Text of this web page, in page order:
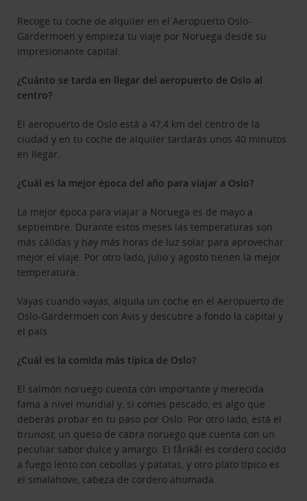
Recoge tu coche de alquiler en el Aeropuerto Oslo-
Gardermoen y empieza tu viaje por Noruega desde su
impresionante capital.
¿Cuánto se tarda en llegar del aeropuerto de Oslo al
centro?
El aeropuerto de Oslo está a 47,4 km del centro de la
ciudad y en tu coche de alquiler tardarás unos 40 minutos
en llegar.
¿Cuál es la mejor época del año para viajar a Oslo?
La mejor época para viajar a Noruega es de mayo a
septiembre. Durante estos meses las temperaturas son
más cálidas y hay más horas de luz solar para aprovechar
mejor el viaje. Por otro lado, julio y agosto tienen la mejor
temperatura.
Vayas cuando vayas, alquila un coche en el Aeropuerto de
Oslo-Gardermoen con Avis y descubre a fondo la capital y
el país.
¿Cuál es la comida más típica de Oslo?
El salmón noruego cuenta con importante y merecida
fama a nivel mundial y, si comes pescado, es algo que
deberás probar en tu paso por Oslo. Por otro lado, está el
brunost, un queso de cabra noruego que cuenta con un
peculiar sabor dulce y amargo. El fårikål es cordero cocido
a fuego lento con cebollas y patatas, y otro plato típico es
el smalahove, cabeza de cordero ahumada.